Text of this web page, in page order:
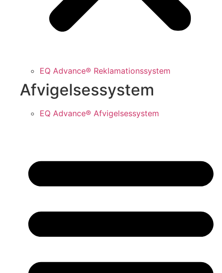
EQ Advance® Reklamationssystem
Afvigelsessystem
EQ Advance® Afvigelsessystem